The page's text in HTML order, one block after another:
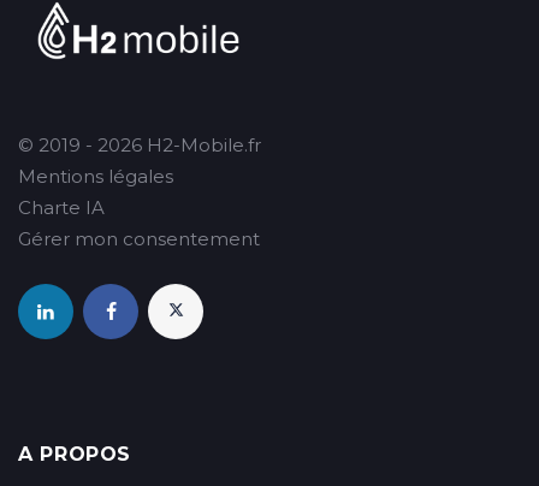
© 2019 - 2026 H2-Mobile.fr
Mentions légales
Charte IA
Gérer mon consentement
A PROPOS